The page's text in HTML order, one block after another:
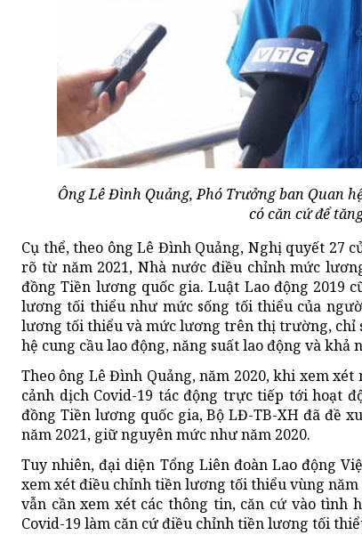
Ông Lê Đình Quảng, Phó Trưởng ban Quan
có căn cứ để
Cụ thể, theo ông Lê Đình Quảng, Nghị quyết 27
rõ từ năm 2021, Nhà nước điều chỉnh mức
đồng Tiền lương quốc gia. Luật Lao động 2019
lương tối thiểu như mức sống tối thiểu của
lương tối thiểu và mức lương trên thị trường, chỉ
hệ cung cầu lao động, năng suất lao động và khả
Theo ông Lê Đình Quảng, năm 2020, khi xem
cảnh dịch Covid-19 tác động trực tiếp tới hoạt
đồng Tiền lương quốc gia, Bộ LĐ-TB-XH đã đề
năm 2021, giữ nguyên mức như năm 2020.
Tuy nhiên, đại diện Tổng Liên đoàn Lao động
xem xét điều chỉnh tiền lương tối thiểu vùng năm
vẫn cần xem xét các thông tin, căn cứ vào
Covid-19 làm căn cứ điều chỉnh tiền lương tối